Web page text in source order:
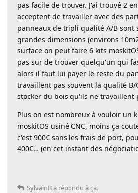
pas facile de trouver. J'ai trouvé 2
acceptent de travailler avec des
panneaux de tripli qualité A/B sont
grandes dimensions (environs
surface on peut faire 6 kits
pas sur de trouver quelqu'un qui
alors il faut lui payer le reste du
travaillent pas souvent la qualité B/
stocker du bois qu'ils ne travaillent
Plus on est nombreux à vouloir un
moskitOS usiné CNC, moins ça
c'est 900€ sans les frais de port,
400€… (en cet instant des
SylvainBa répondu à ça.